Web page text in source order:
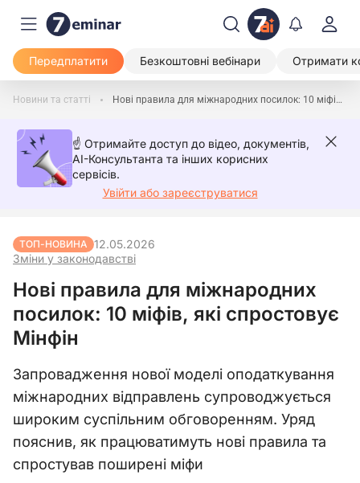
Передплатити Безкоштовні вебінари Отримати
Новини та статті Нові правила для міжнародних посилок: 10 міфів, які спростовує Мінфін
☝️ Отримайте доступ до відео, документів,
AI-Консультанта та інших корисних
сервісів.
Увійти або зареєструватися
ТОП-НОВИНА
Зміни у законодавстві
12.05.2026
Нові правила для міжнародних
посилок: 10 міфів, які спростовує
Мінфін
Запровадження нової моделі оподаткування
міжнародних відправлень супроводжується
широким суспільним обговоренням. Уряд
пояснив, як працюватимуть нові правила та
спростував поширені міфи